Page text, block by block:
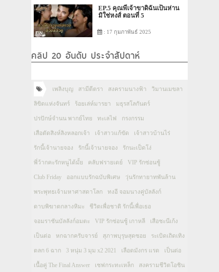
EP.5 คุณพี่เจ้าขาดิฉันเป็นห่าน
มิใช่หงส์ ตอนที่ 5
: 17 กุมภาพันธ์ 2025
คลิป 20 อันดับ ประจำสัปดาห์
เพลิงบุญ สามีตีตรา สงครามนางฟ้า วิมานเมขลา
ลิขิตแห่งจันทร์ ร้อยเล่ห์มารยา มธุรสโลกันตร์
ปรปักษ์จำนน พากย์ไทย ทะเลไฟ กรงกรรม
เสือตัดสิงห์ลิงหลอกเจ้า เจ้าสาวแก้ขัด เจ้าสาวบ้านไร่
รักนี้เจ้านายจอง รักนี้เจ้านายจอง รักนะเป็ดโง่
พี่ว้ากคะรักหนูได้มั้ย คลับฟรายเดย์ VIP รักซ่อนชู้
Club Friday ออกแบบรักฉบับพิเศษ วุ่นรักทายาทพันล้าน
พระพุทธเจ้ามหาศาสดาโลก ทงอี จอมนางคู่บัลลังก์
ดาบพิฆาตกลางหิมะ ชีวิตเพื่อชาติ รักนี้เพื่อเธอ
จอมราชันบัลลังก์อมตะ VIP รักซ่อนชู้ เกาหลี เสือชะนีเก้ง
เป็นต่อ หกฉากครับจารย์ สุภาพบุรุษสุดซอย ระเบิดเถิดเทิง
ตลก 6 ฉาก 3 หนุ่ม 3 มุม x2 2021 เลือดมังกร แรด เป็นต่อ
เนื้อคู่ The Final Answer เชฟกระทะเหล็ก สงครามชีวิตโอชิน